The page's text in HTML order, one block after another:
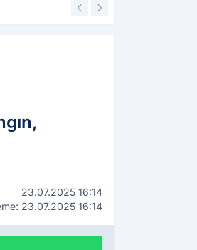
16:58
23.07.2025 16:14
23.07.2025 16:14